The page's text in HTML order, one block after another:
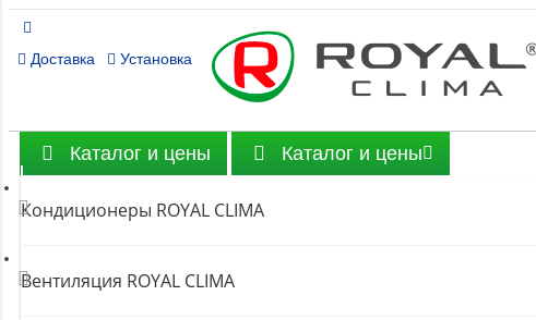
Доставка Установка
Каталог и цены Каталог и цены
Кондиционеры ROYAL CLIMA
Вентиляция ROYAL CLIMA